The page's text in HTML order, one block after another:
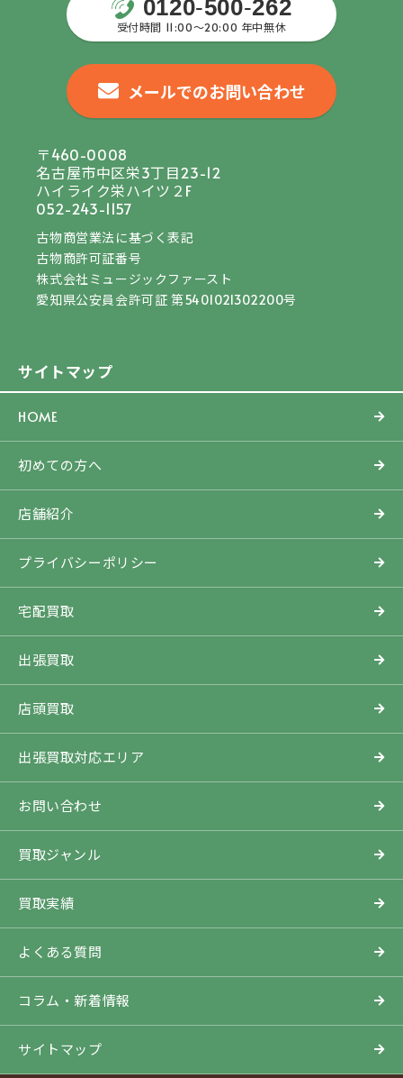
サイトマップ
HOME
初めての方へ
店舗紹介
プライバシーポリシー
宅配買取
出張買取
店頭買取
出張買取対応エリア
お問い合わせ
買取ジャンル
買取実績
よくある質問
コラム・新着情報
サイトマップ
0120-500-262
受付時間 11:00〜20:00 年中無休
メールでのお問い合わせ
〒460-0008
名古屋市中区栄3丁目23-12
ハイライク栄ハイツ２F
052-243-1157
古物商営業法に基づく表記
古物商許可証番号
株式会社ミュージックファースト
愛知県公安員会許可証 第5401021302200号